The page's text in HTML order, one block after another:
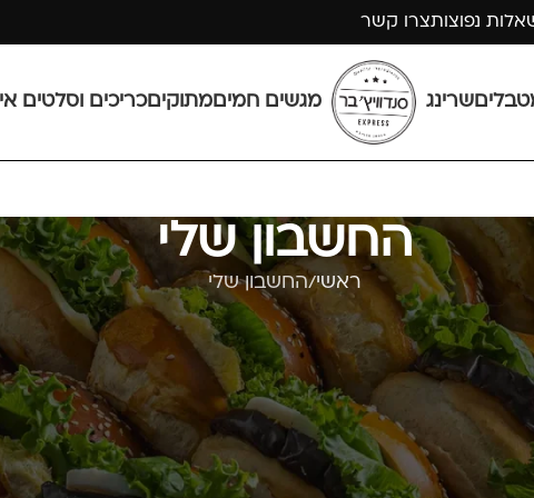
נפוצותצרו קשר
שרינג מגשים חמיםמתוקיםכריכים וסלטים
החשבון שלי
ראשי החשבון שלי
התחברות
התחברות לחשבון קיים באתר.
התחברות